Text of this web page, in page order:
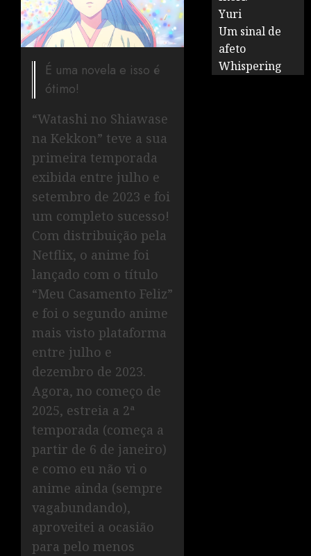
É uma novela e isso é
ótimo!
“Watashi no Shiawase
na Kekkon” teve a sua
primeira temporada
exibida entre julho e
setembro de 2023 e foi
um completo sucesso!
Com distribuição pela
Netflix, o anime foi
lançado com o título
“Meu Casamento Feliz”
e foi o segundo anime
mais visto plataforma
entre julho e
dezembro de 2023.
Agora, no começo de
2025, estreia a 2ª
temporada (começa a
partir de 6 de janeiro)
e como eu não vi o
anime ainda (sempre
vagabundando),
aproveitei a ocasião
para pelo menos
Yuri
Um sinal de
afeto
Whispering